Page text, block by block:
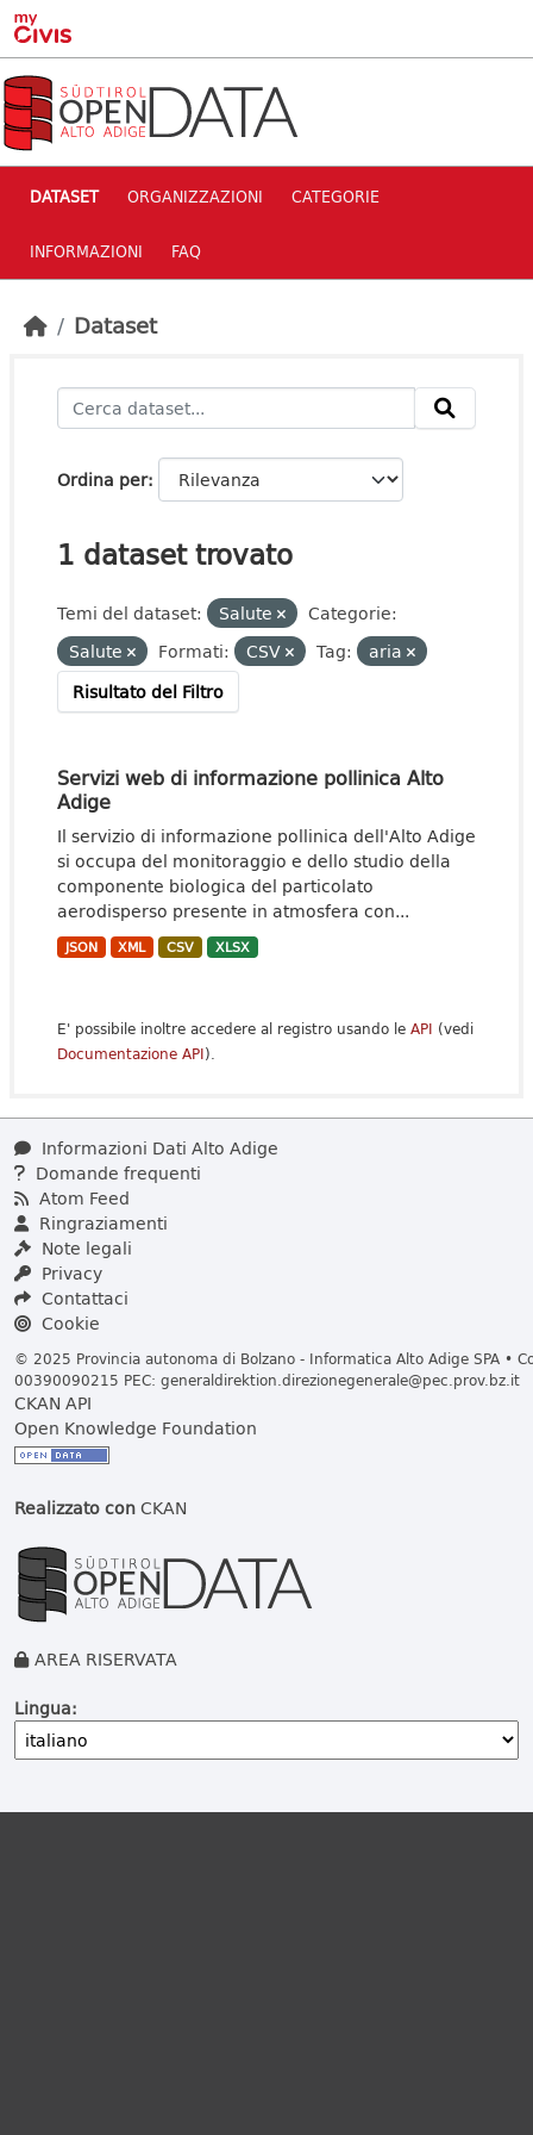
Skip to main content
DATASET ORGANIZZAZIONI CATEGORIE
INFORMAZIONI FAQ
Dataset
Ordina per
1 dataset trovato
Temi del dataset: Salute
Categorie:
Salute
Formati: CSV Tag:
aria
Risultato del Filtro
Servizi web di informazione pollinica Alto
Adige
Il servizio di informazione pollinica dell'Alto Adige
si occupa del monitoraggio e dello studio della
componente biologica del particolato
aerodisperso presente in atmosfera con...
JSON XML CSV XLSX
E' possibile inoltre accedere al registro usando le API (vedi
Documentazione API).
Informazioni Dati Alto Adige
Domande frequenti
Atom Feed
Ringraziamenti
Note legali
Privacy
Contattaci
Cookie
© 2025 Provincia autonoma di Bolzano - Informatica Alto Adige SPA •
00390090215 PEC: generaldirektion.direzionegenerale@pec.prov.bz.it
CKAN API
Open Knowledge Foundation
Realizzato conCKAN
AREA RISERVATA
Lingua